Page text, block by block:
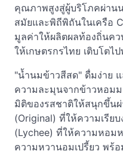
คุณภาพสูงสู่ผู้บริโภคผ่าน
สมัยและพิถีพิถันในเครือ
มูลค่าให้ผลิตผลท้องถิ่นค
ให้เกษตรกรไทย เติบโตไ
"น้ำนมข้าวสีสด" ดื่มง่าย
ความละมุนจากข้าวหอมม
มิติของรสชาติให้สนุกขึ้น
(Original) ที่ให้ความเรีย
(Lychee) ที่ให้ความหอม
ความหวานอมเปรี้ยว พร้